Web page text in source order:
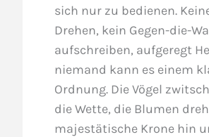
sich nur zu bedienen.
Drehen, kein Gegen-die-
aufschreiben, aufgeregt
niemand kann es einem
Ordnung. Die Vögel
die Wette, die Blumen
majestätische Krone hin